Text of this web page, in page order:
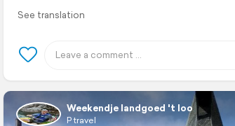
See translation
Weekendje landgoed 't loo
P travel